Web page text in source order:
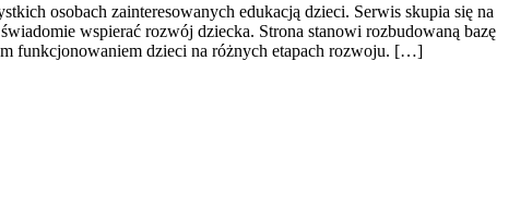
osobach zainteresowanych edukacją dzieci. Serwis skupia się na
wspierać rozwój dziecka. Strona stanowi rozbudowaną bazę
funkcjonowaniem dzieci na różnych etapach rozwoju. […]